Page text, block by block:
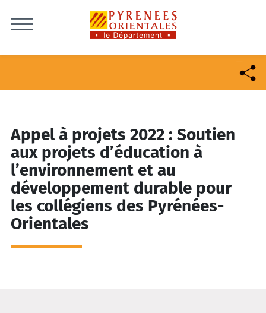
Appel à projets 2022 : Soutien
aux projets d’éducation à
l’environnement et au
développement durable pour
les collégiens des Pyrénées-
Orientales